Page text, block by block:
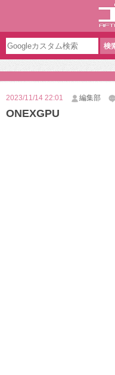
2023/11/14 22:01 編集部
ONEXGPU